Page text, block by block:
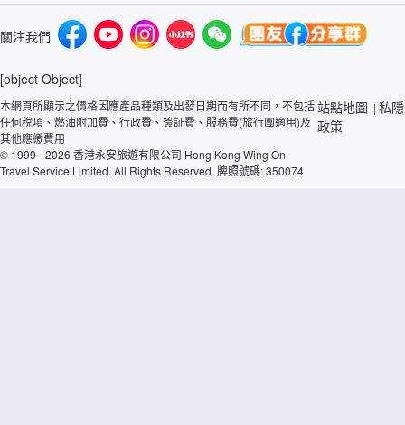
關注我們
[object Object]
本網頁所顯示之價格因應產品種類及出發日期而有所不同，不包括
任何稅項、燃油附加費、行政費、簽証費、服務費(旅行團適用)及
其他應繳費用
© 1999 - 2026 香港永安旅遊有限公司 Hong Kong Wing On
Travel Service Limited. All Rights Reserved. 牌照號碼: 350074
站點地圖 | 私隱
政策